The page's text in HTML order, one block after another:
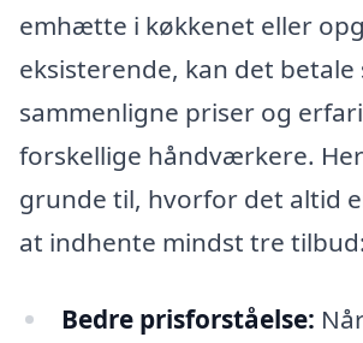
emhætte i køkkenet eller
eksisterende, kan det betale
sammenligne priser og
forskellige håndværkere.
grunde til, hvorfor det altid
at indhente mindst tre tilbud:
Bedre prisforståelse: